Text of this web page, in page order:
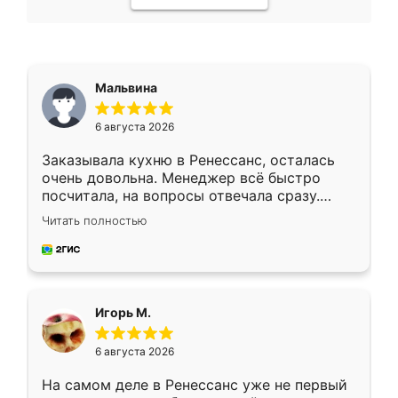
Мальвина
6 августа 2026
Заказывала кухню в Ренессанс, осталась
очень довольна. Менеджер всё быстро
посчитала, на вопросы отвечала сразу.
Замерщик приехал в субботу, подошёл к
делу со всей ответственностью. Собрали
за день, ребята работали аккуратно, даже
Читать полностью
Игорь М.
6 августа 2026
На самом деле в Ренессанс уже не первый